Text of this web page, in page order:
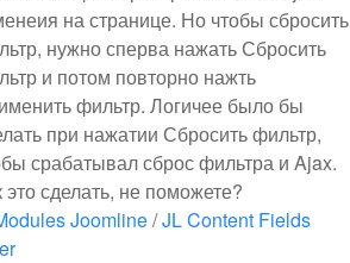
на странице. Но чтобы сбросить
нужно сперва нажать Сбросить
и потом повторно нажть
фильтр. Логичее было бы
при нажатии Сбросить фильтр,
срабатывал сброс фильтра и Ajax.
это сделать, не поможете?
Joomline/JL Content Fields